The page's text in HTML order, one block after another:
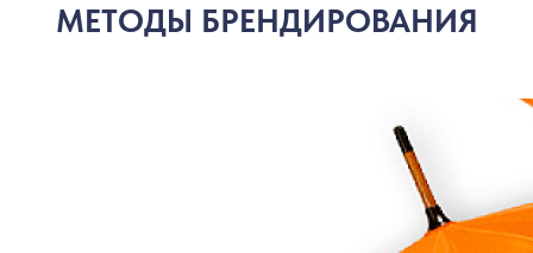
МЕТОДЫ БРЕНДИРОВАНИЯ